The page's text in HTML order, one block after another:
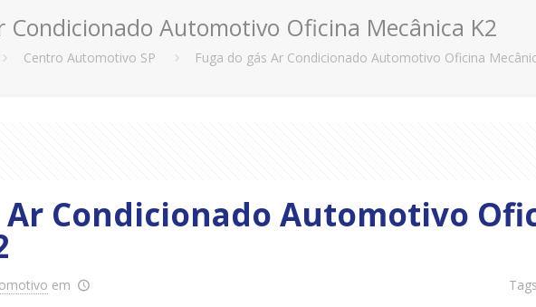
Condicionado Automotivo Oficina Mecânica K2
Centro Automotivo SP Fuga do gás Ar Condicionado Automotivo Oficina
Ar Condicionado Automotivo
em Tags